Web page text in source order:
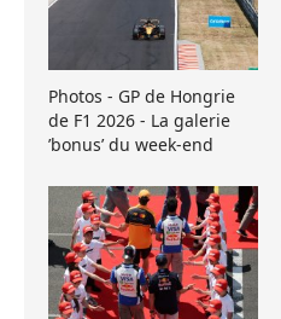
Photos - GP de Hongrie
de F1 2026 - La galerie
’bonus’ du week-end